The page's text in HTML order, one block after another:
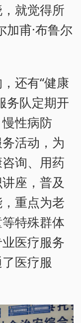
就觉得所
加甫·布鲁尔
还有“健康
务队定期开
性病防
活动，为
询、用药
座，普及
重点为老
特殊群体
医疗服务
医疗服